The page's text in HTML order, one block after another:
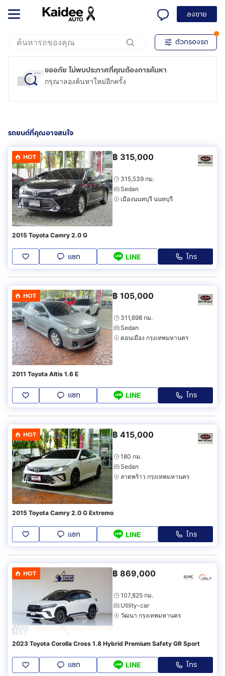
ลงขาย
ตัวกรองรถ
ขออภัย ไม่พบประกาศที่คุณต้องการค้นหา
กรุณาลองค้นหาใหม่อีกครั้ง
รถยนต์ที่คุณอาจสนใจ
HOT ฿ 315,000
315,539 กม.
Sedan
เมืองนนทบุรี นนทบุรี
2015 Toyota Camry 2.0 G
แชท LINE โทร
HOT ฿ 105,000
311,698 กม.
Sedan
ดอนเมือง กรุงเทพมหานคร
2011 Toyota Altis 1.6 E
แชท LINE โทร
HOT ฿ 415,000
180 กม.
Sedan
ลาดพร้าว กรุงเทพมหานคร
2015 Toyota Camry 2.0 G Extremo
แชท LINE โทร
HOT ฿ 869,000
107,825 กม.
Utility-car
วัฒนา กรุงเทพมหานคร
2023 Toyota Corolla Cross 1.8 Hybrid Premium Safety GR Sport
แชท LINE โทร